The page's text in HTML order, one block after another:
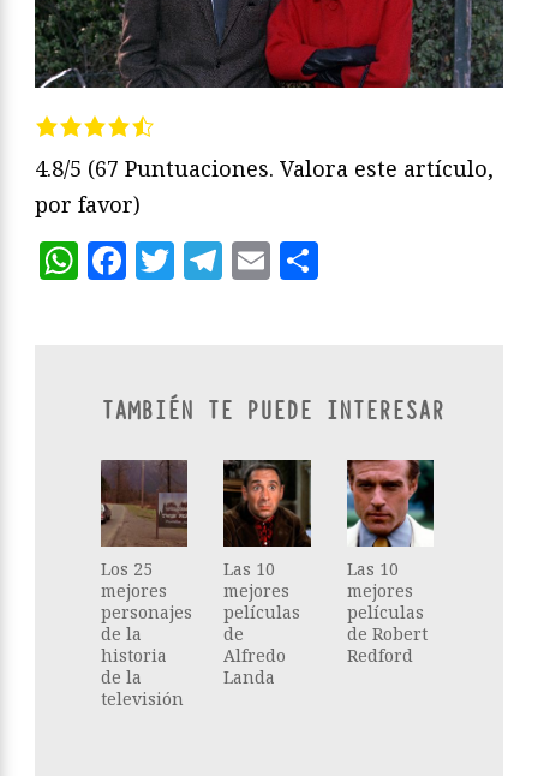
4.8/5 (67 Puntuaciones. Valora este artículo,
por favor)
WhatsApp
Facebook
Twitter
Telegram
Email
TAMBIÉN TE PUEDE INTERESAR
Los 25
mejores
personajes
de la
historia
de la
televisión
Las 10
mejores
películas
de
Alfredo
Landa
Las 10
mejores
películas
de Robert
Redford